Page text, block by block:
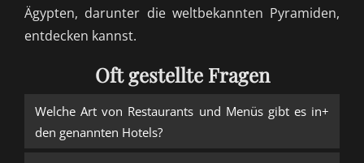
Ägypten, darunter die weltbekannten Pyramiden,
entdecken kannst.
Oft gestellte Fragen
Welche Art von Restaurants und Menüs gibt es in
den genannten Hotels?